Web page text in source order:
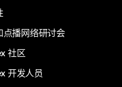
点播网络研讨会
社区
开发人员